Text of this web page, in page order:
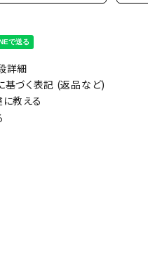
詳細
基づく表記 (返品など)
教える